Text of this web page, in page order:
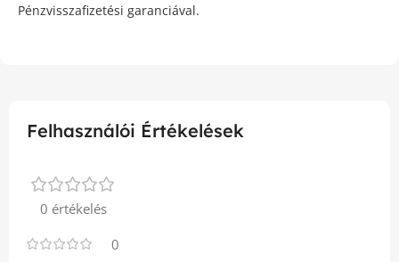
Pénzvisszafizetési garanciával.
Felhasználói Értékelések
0 értékelés
0